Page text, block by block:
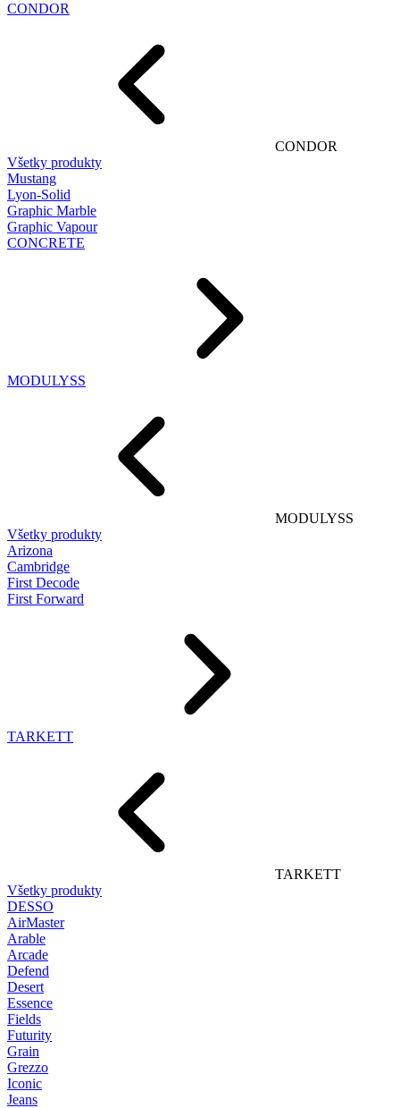
CONDOR
CONDOR
Všetky produkty
Mustang
Lyon-Solid
Graphic Marble
Graphic Vapour
CONCRETE
MODULYSS
MODULYSS
Všetky produkty
Arizona
Cambridge
First Decode
First Forward
TARKETT
TARKETT
Všetky produkty
DESSO
AirMaster
Arable
Arcade
Defend
Desert
Essence
Fields
Futurity
Grain
Grezzo
Iconic
Jeans